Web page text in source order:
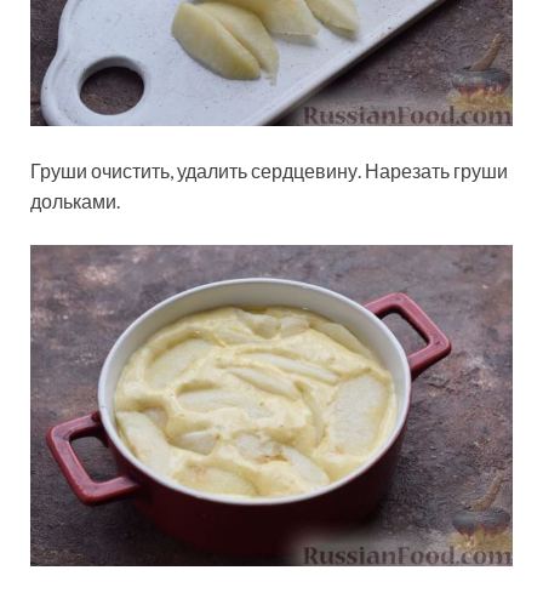
Груши очистить, удалить сердцевину. Нарезать груши
дольками.